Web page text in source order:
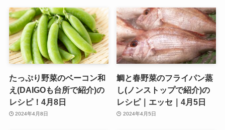
たっぷり野菜のベーコン和
え(DAIGOも台所で紹介)の
レシピ！4月8日
2024年4月8日
鯛と春野菜のフライパン蒸
し(ノンストップで紹介)の
レシピ｜エッセ｜4月5日
2024年4月5日